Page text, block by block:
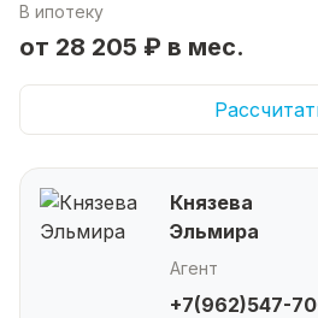
В ипотеку
от 28 205 ₽ в мес.
Князева
Эльмира
Агент
+7(962)547-